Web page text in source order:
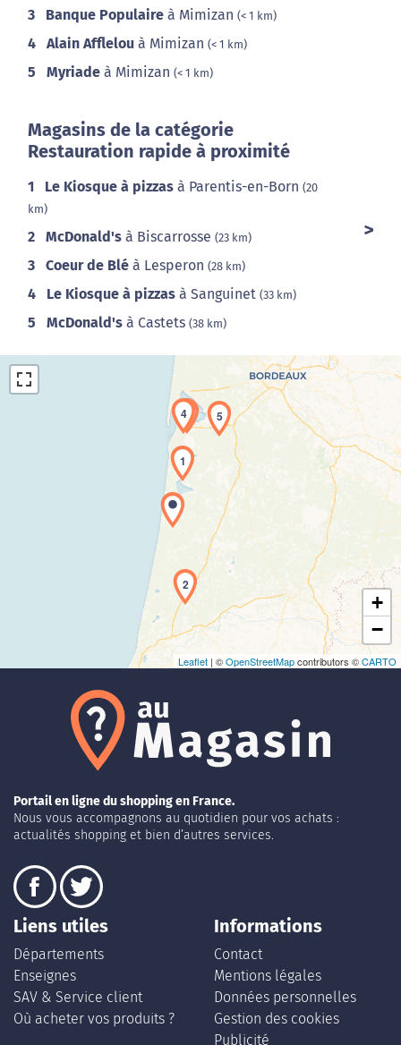
3 Banque Populaire à Mimizan (< 1 km)
4 Alain Afflelou à Mimizan (< 1 km)
5 Myriade à Mimizan (< 1 km)
Magasins de la catégorie
Restauration rapide à proximité
1 Le Kiosque à pizzas à Parentis-en-Born (20
km)
2 McDonald's à Biscarrosse (23 km)
3 Coeur de Blé à Lesperon (28 km)
4 Le Kiosque à pizzas à Sanguinet (33 km)
5 McDonald's à Castets (38 km)
Chargement de la carte en cours...
1
2
3
4 5
+
−
Leaflet | ©OpenStreetMapcontributors ©CARTO
Portail en ligne du shopping en France.
Nous vous accompagnons au quotidien pour vos achats :
actualités shopping et bien d’autres services.
Liens utiles
Départements
Enseignes
SAV & Service client
Où acheter vos produits ?
Informations
Contact
Mentions légales
Données personnelles
Gestion des cookies
Publicité